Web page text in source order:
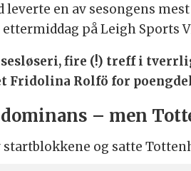
leverte en av sesongens
på Leigh Sports
fire (!) treff i
Fridolina Rolfö for
– men
startblokkene og satte